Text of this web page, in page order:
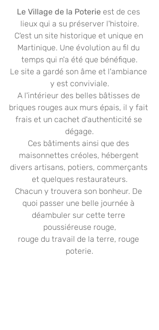
Le Village de la Poterie est de ces
lieux qui a su préserver l'histoire.
C'est un site historique et unique en
Martinique. Une évolution au fil du
temps qui n'a été que bénéfique.
Le site a gardé son âme et l'ambiance
y est conviviale.
A l'intérieur des belles bâtisses de
briques rouges aux murs épais, il y fait
frais et un cachet d'authenticité se
dégage.
Ces bâtiments ainsi que des
maisonnettes créoles, hébergent
divers artisans, potiers, commerçants
et quelques restaurateurs.
Chacun y trouvera son bonheur. De
quoi passer une belle journée à
déambuler sur cette terre
poussiéreuse rouge,
rouge du travail de la terre, rouge
poterie.